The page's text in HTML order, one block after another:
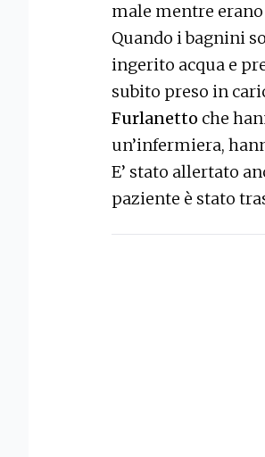
male mentre
Quando i bagnini
ingerito acqua e
subito preso in
Furlanetto che
un’infermiera,
E’ stato allertato
paziente è stato